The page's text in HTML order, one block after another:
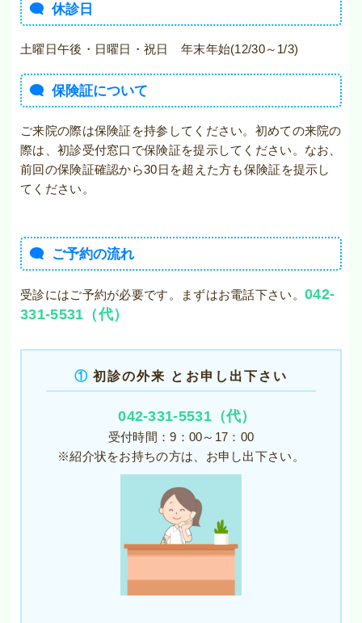
休診日
土曜日午後・日曜日・祝日 年末年始(12/30～1/3)
保険証について
ご来院の際は保険証を持参してください。初めての来院の
際は、初診受付窓口で保険証を提示してください。なお、
前回の保険証確認から30日を超えた方も保険証を提示し
てください。
ご予約の流れ
受診にはご予約が必要です。まずはお電話下さい。 042-
331-5531（代）
① 初診の外来 とお申し出下さい
042-331-5531（代）
受付時間：9：00～17：00
※紹介状をお持ちの方は、お申し出下さい。